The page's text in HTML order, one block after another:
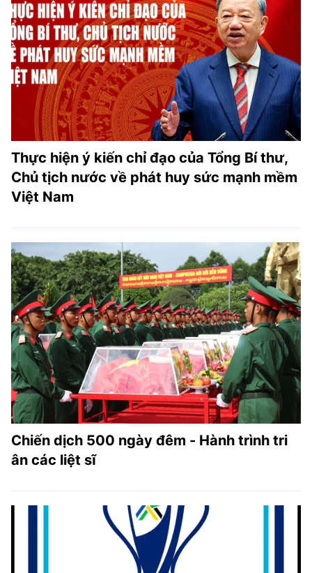
Thực hiện ý kiến chỉ đạo của Tổng Bí thư,
Chủ tịch nước về phát huy sức mạnh mềm
Việt Nam
Chiến dịch 500 ngày đêm - Hành trình tri
ân các liệt sĩ